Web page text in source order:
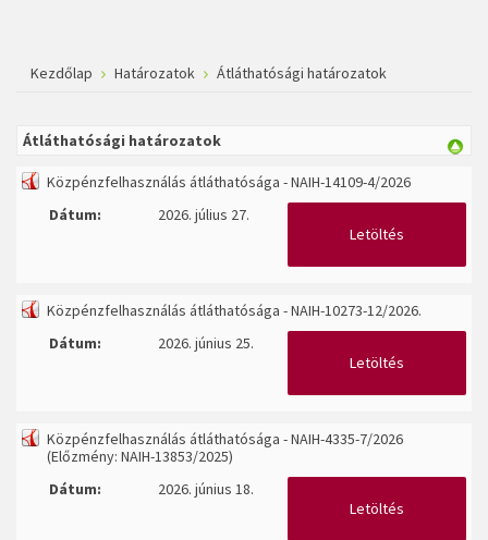
Kezdőlap Határozatok Átláthatósági határozatok
Átláthatósági határozatok
Közpénzfelhasználás átláthatósága - NAIH-14109-4/2026
Dátum:
2026. július 27.
Letöltés
Közpénzfelhasználás átláthatósága - NAIH-10273-12/2026.
Dátum:
2026. június 25.
Letöltés
Közpénzfelhasználás átláthatósága - NAIH-4335-7/2026
(Előzmény: NAIH-13853/2025)
Dátum:
2026. június 18.
Letöltés